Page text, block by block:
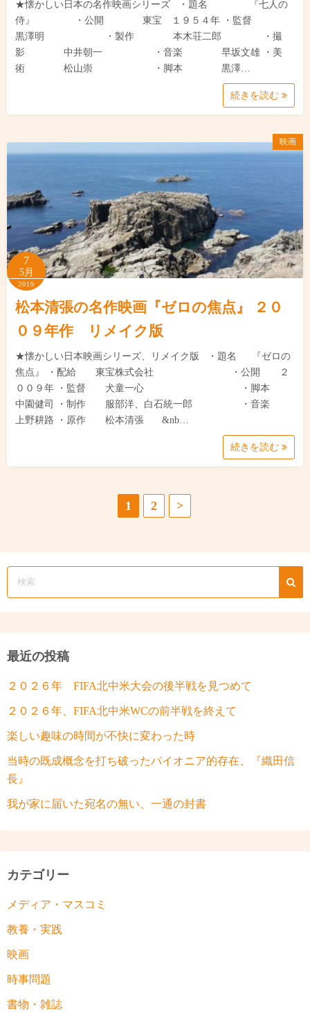
★懐かしい日本の名作映画シリーズ ・題名 『七人の
侍』 ・公開 東宝 １９５４年 ・監督
黒澤明 ・製作 本木荘二郎 ・撮
影 中井朝一 ・音楽 早坂文雄 ・美
術 松山崇 ・脚本 黒澤…
続きを読む
映画
7
5月
2019
松本清張の名作映画『ゼロの焦点』 ２０
０９年作 リメイク版
★懐かしい日本映画シリーズ、リメイク版 ・題名 『ゼロの
焦点』 ・配給 東宝株式会社 ・公開 ２
００９年 ・監督 犬童一心 ・脚本
中園健司 ・制作 服部洋、白石統一郎 ・音楽
上野耕路 ・原作 松本清張 &nb…
続きを読む
ペ
ー
送
り
1 2 >
最近の投稿
２０２６年 FIFA北中米大会の後半戦を見つめて
２０２６年、FIFA北中米WCの前半戦を終えて
楽しい趣味の時間が不快に変わった時
当時の既成概念を打ち破ったパイオニア的存在、『織田信
長』
我が家に届いた宛名の無い、一通の封書
カテゴリー
メディア・マスコミ
教養・実践
映画
時事問題
書物・雑誌